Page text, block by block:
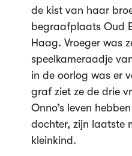
de kist van haar
begraafplaats Oud
Haag. Vroeger was
speelkameraadje
in de oorlog was er
graf ziet ze de drie
Onno’s leven
dochter, zijn laatste
kleinkind.